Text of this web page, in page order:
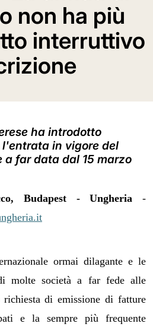
non ha più
interruttivo
ha introdotto
in vigore del
a far data dal 15 marzo
Budapest - Ungheria-
ormai dilagante e le
molte società a far fede alle
di emissione di fatture
e la sempre più frequente